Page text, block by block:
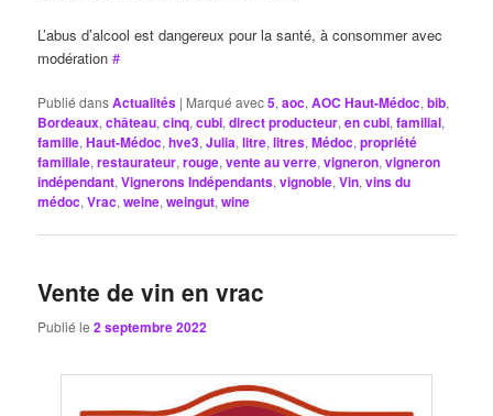
L’abus d’alcool est dangereux pour la santé, à consommer avec
modération#
Publié dansActualités | Marqué avec5,aoc,AOC Haut-Médoc,bib,
Bordeaux,château,cinq,cubi,direct producteur,en cubi,familial,
famille,Haut-Médoc,hve3,Julia,litre,litres,Médoc,propriété
familiale,restaurateur,rouge,vente au verre,vigneron,vigneron
indépendant,Vignerons Indépendants,vignoble,Vin,vins du
médoc,Vrac,weine,weingut,wine
Vente de vin en vrac
Publié le2 septembre 2022